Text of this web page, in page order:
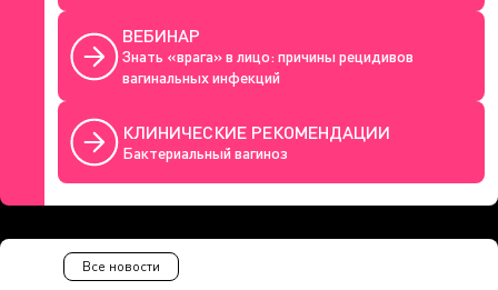
ВЕБИНАР
Знать «врага» в лицо: причины рецидивов
вагинальных инфекций
КЛИНИЧЕСКИЕ РЕКОМЕНДАЦИИ
Бактериальный вагиноз
Все новости